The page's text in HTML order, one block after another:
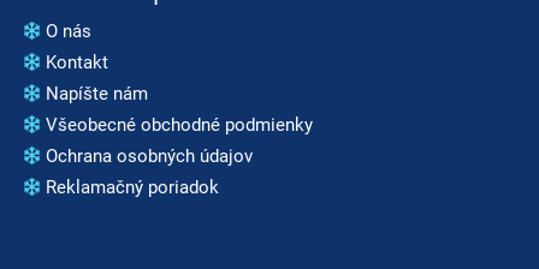
O nás
Kontakt
Napíšte nám
Všeobecné obchodné podmienky
Ochrana osobných údajov
Reklamačný poriadok